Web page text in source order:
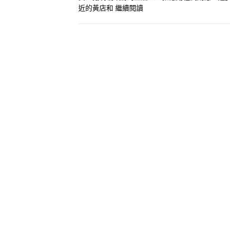
近的黃店和 繼續閱讀